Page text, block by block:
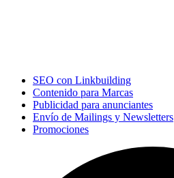
SEO con Linkbuilding
Contenido para Marcas
Publicidad para anunciantes
Envío de Mailings y Newsletters
Promociones